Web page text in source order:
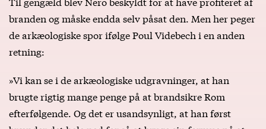
branden og måske endda selv påsat den. Men her peger
de arkæologiske spor ifølge Poul Videbech i en anden
retning:
»Vi kan se i de arkæologiske udgravninger, at han
brugte rigtig mange penge på at brandsikre Rom
efterfølgende. Og det er usandsynligt, at han først